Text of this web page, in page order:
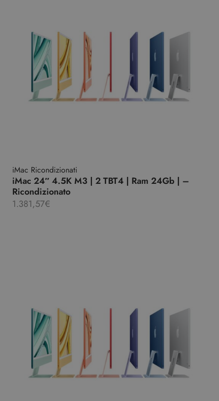
iMac Ricondizionati
iMac 24″ 4.5K M3 | 2 TBT4 | Ram 24Gb | –
Ricondizionato
1.381,57€